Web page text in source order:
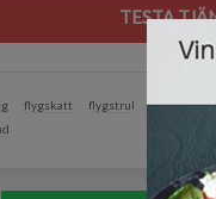
TESTA
flygskatt flygstrul inställt flyg